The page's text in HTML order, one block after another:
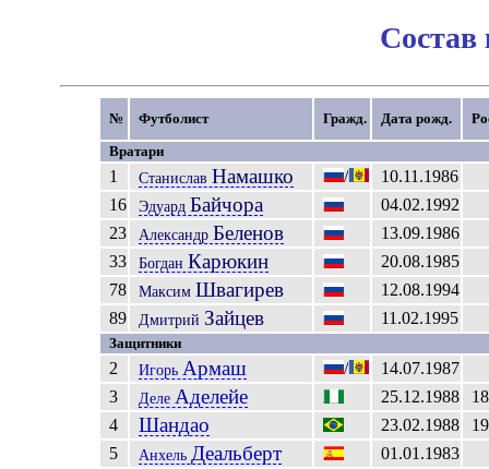
№ Футболист Гражд. Дата рожд.
Вратари
1 Станислав Намашко /
10.11.1986
16
Эдуард Байчора
04.02.1992
23
Александр Беленов
13.09.1986
33
Богдан Карюкин
20.08.1985
78
Максим Швагирев
12.08.1994
89
Дмитрий Зайцев 11.02.1995
Защитники
2 Игорь Армаш /
14.07.1987
3
Деле Аделейе 25.12.1988
4
Шандао 23.02.1988
5
Анхель Деальберт
01.01.1983